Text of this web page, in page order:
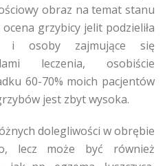
obraz na temat stanu
grzybicy jelit podzieliła
i osoby zajmujące się
leczenia, osobiście
60-70% moich pacjentów
jest zbyt wysoka.
dolegliwości w obrębie
lecz może być również